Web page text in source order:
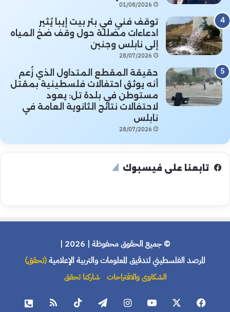
01/08/2026
توقف فني في بئر بيت إيبا يُثير
ادعاءات مضللة حول وقف ضخ المياه
إلى نابلس وجنين
28/07/2026
حقيقة المقطع المتداول الذي زُعم
أنه يوثق احتفالات فلسطينية بمقتل
مستوطن في بلدة تل: يعود
لاحتفالات نتائج الثانوية العامة في
نابلس
28/07/2026
تابعنا على فيسبوك
© جميع الحقوق محفوظة | 2026 |
المرصد الفلسطيني لتدقيق المعلومات والتربية الإعلامية(تحقق)
الشكاوى والاقتراحات شاركنا تحقق
فيسبوك يوتيوب انستقرام تيلقرام ‫TikTok ملخص